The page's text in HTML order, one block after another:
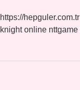
https://hepguler.com.tr
knight online nttgame